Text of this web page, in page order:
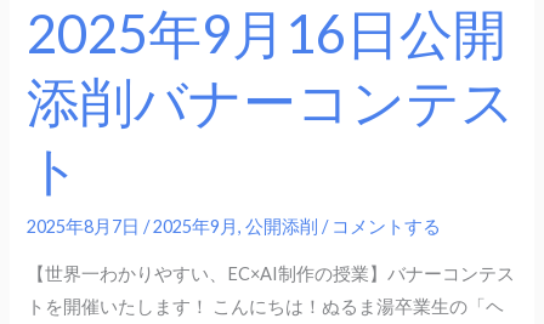
2025年9月16日公開
添削バナーコンテス
ト
2025年8月7日/2025年9月,公開添削 / コメントする
【世界一わかりやすい、EC×AI制作の授業】バナーコンテス
トを開催いたします！ こんにちは！ぬるま湯卒業生の「ヘ
ー
コ
ン
テ